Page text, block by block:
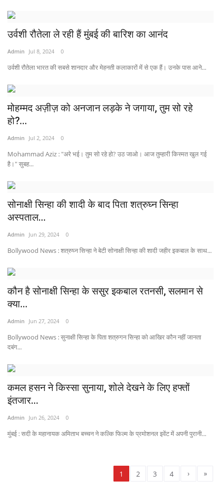
उर्वशी रौतेला ले रही हैं मुंबई की बारिश का आनंद
Admin Jul 8, 2024 0
उर्वशी रौतेला भारत की सबसे शानदार और मेहनती कलाकारों में से एक हैं। उनके पास आने...
मोहम्मद अज़ीज़ को अनजान लड़के ने जगाया, तुम सो रहे
हो?...
Admin Jul 2, 2024 0
Mohammad Aziz : "अरे भई। तुम सो रहे हो? उठ जाओ। आज तुम्हारी किस्मत खुल गई
है।" सुबह...
सोनाक्षी सिन्हा की शादी के बाद पिता शत्रुघ्न सिन्हा
अस्पताल...
Admin Jun 29, 2024 0
Bollywood News : शत्रुघ्न सिन्हा ने बेटी सोनाक्षी सिन्हा की शादी जहीर इकबाल के साथ...
कौन है सोनाक्षी सिन्हा के ससुर इकबाल रतनसी, सलमान से
क्या...
Admin Jun 27, 2024 0
Bollywood News : सुनाक्षी सिन्हा के पिता शत्रुगन सिन्हा को आखिर कौन नहीं जानता
दबंग...
कमल हसन ने किस्सा सुनाया, शोले देखने के लिए हफ्तों
इंतजार...
Admin Jun 26, 2024 0
मुंबई : सदी के महानायक अमिताभ बच्चन ने कल्कि फिल्म के प्रमोशनल इवेंट में अपनी पुरानी...
1 2 3 4 › »